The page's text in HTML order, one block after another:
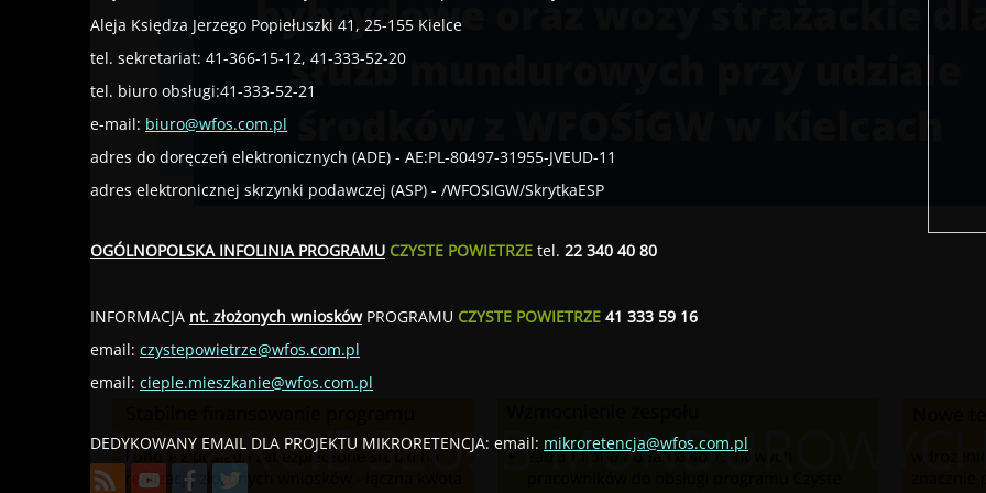
WSPARCIE SŁUŻB
Aleja Księdza Jerzego Popiełuszki 41, 25-155 Kielce
tel. sekretariat: 41-366-15-12, 41-333-52-20
tel. biuro obsługi:41-333-52-21
e-mail: biuro@wfos.com.pl
adres do doręczeń elektronicznych (ADE) - AE:PL-80497-31955-JVEUD-11
adres elektronicznej skrzynki podawczej (ASP) - /WFOSIGW/SkrytkaESP
OGÓLNOPOLSKA INFOLINIA PROGRAMU CZYSTE POWIETRZE tel. 22 340 40 80
INFORMACJA nt. złożonych wnioskówPROGRAMU CZYSTE POWIETRZE 41 333 59 16
email: czystepowietrze@wfos.com.pl
email: cieple.mieszkanie@wfos.com.pl
DEDYKOWANY EMAIL DLA PROJEKTU MIKRORETENCJA: email: mikroretencja@wfos.com.pl